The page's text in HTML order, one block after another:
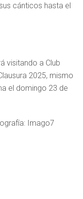
cánticos hasta el
visitando a Club
2025, mismo
el domingo 23 de
Imago7